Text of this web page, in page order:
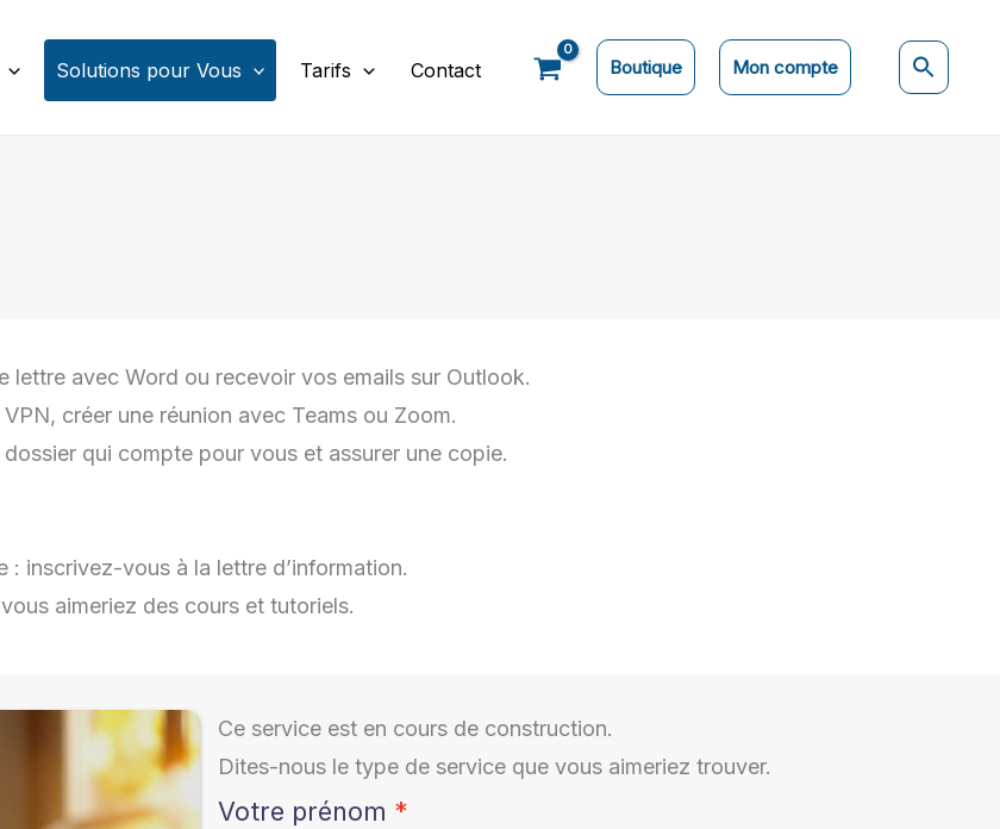
Solutions pour Vous Tarifs Contact Boutique Mon compte
lettre avec Word ou recevoir vos emails sur Outlook.
créer une réunion avec Teams ou Zoom.
qui compte pour vous et assurer une copie.
inscrivez-vous à la lettre d’information.
aimeriez des cours et tutoriels.
Ce service est en cours de construction.
Dites-nous le type de service que vous aimeriez trouver.
Votre prénom